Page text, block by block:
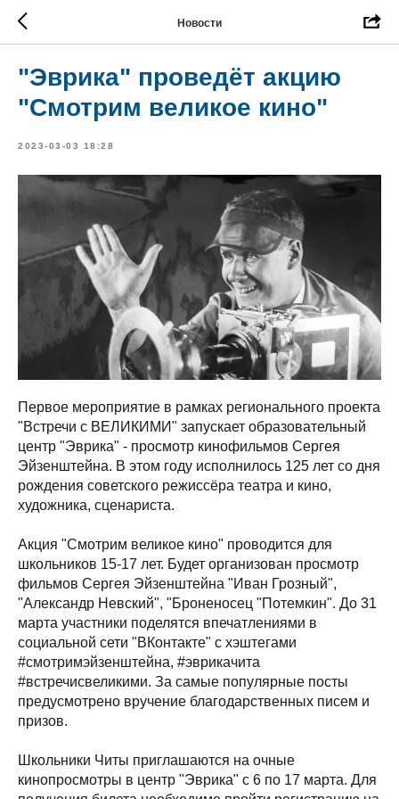
Новости
"Эврика" проведёт акцию
"Смотрим великое кино"
2023-03-03 18:28
Первое мероприятие в рамках регионального проекта
"Встречи с ВЕЛИКИМИ" запускает образовательный
центр "Эврика" - просмотр кинофильмов Сергея
Эйзенштейна. В этом году исполнилось 125 лет со дня
рождения советского режиссёра театра и кино,
художника, сценариста.
Акция "Смотрим великое кино" проводится для
школьников 15-17 лет. Будет организован просмотр
фильмов Сергея Эйзенштейна "Иван Грозный",
"Александр Невский", "Броненосец "Потемкин". До 31
марта участники поделятся впечатлениями в
социальной сети "ВКонтакте" с хэштегами
#смотримэйзенштейна, #эврикачита
#встречисвеликими. За самые популярные посты
предусмотрено вручение благодарственных писем и
призов.
Школьники Читы приглашаются на очные
кинопросмотры в центр "Эврика" с 6 по 17 марта. Для